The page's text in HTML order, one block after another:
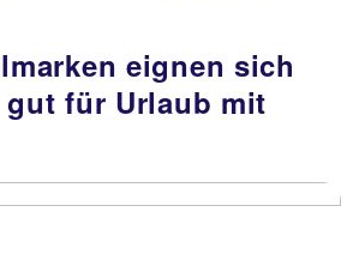
eignen sich
für Urlaub mit